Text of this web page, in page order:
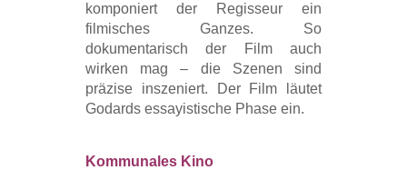
komponiert der Regisseur ein
filmisches Ganzes. So
dokumentarisch der Film auch
wirken mag – die Szenen sind
präzise inszeniert. Der Film läutet
Godards essayistische Phase ein.
Kommunales Kino